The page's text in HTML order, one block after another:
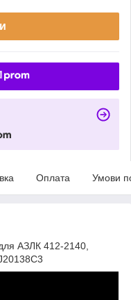
Оплата Умови
АЗЛК 412-2140,